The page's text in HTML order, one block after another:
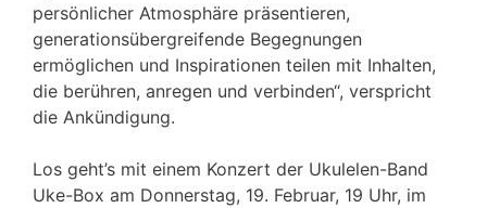
persönlicher Atmosphäre präsentieren,
generationsübergreifende Begegnungen
ermöglichen und Inspirationen teilen mit Inhalten,
die berühren, anregen und verbinden“, verspricht
die Ankündigung.
Los geht’s mit einem Konzert der Ukulelen-Band
Uke-Box am Donnerstag, 19. Februar, 19 Uhr, im